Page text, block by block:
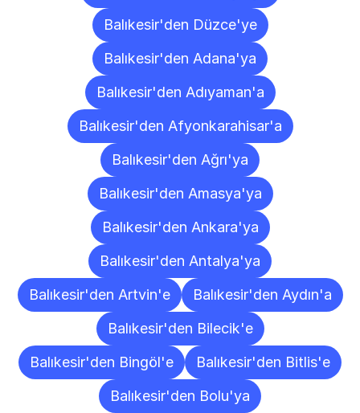
Balıkesir'den Düzce'ye
Balıkesir'den Adana'ya
Balıkesir'den Adıyaman'a
Balıkesir'den Afyonkarahisar'a
Balıkesir'den Ağrı'ya
Balıkesir'den Amasya'ya
Balıkesir'den Ankara'ya
Balıkesir'den Antalya'ya
Balıkesir'den Artvin'e
Balıkesir'den Aydın'a
Balıkesir'den Bilecik'e
Balıkesir'den Bingöl'e
Balıkesir'den Bitlis'e
Balıkesir'den Bolu'ya